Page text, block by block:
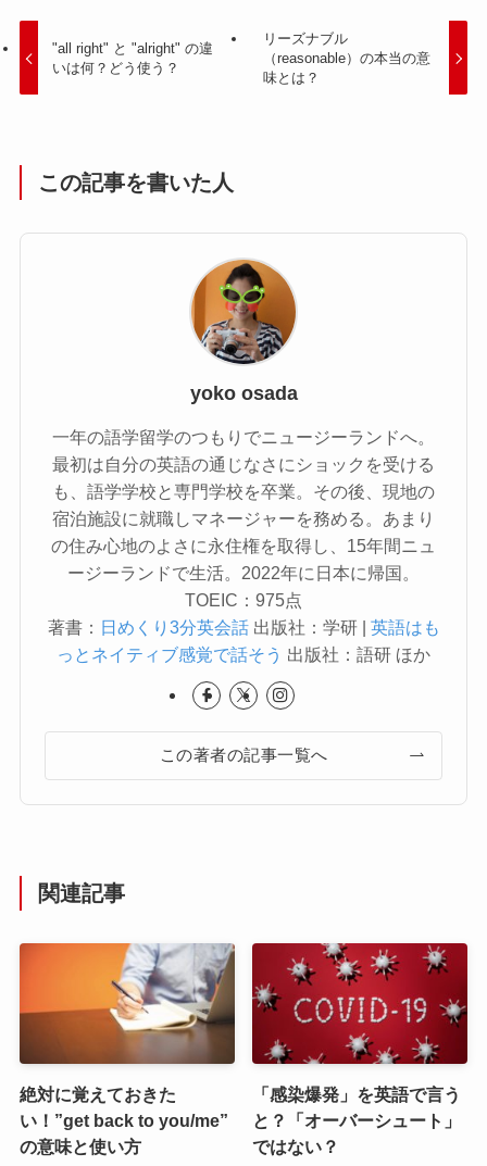
"all right" と "alright" の違
いは何？どう使う？
リーズナブル
（reasonable）の本当の意
味とは？
この記事を書いた人
yoko osada
一年の語学留学のつもりでニュージーランドへ。
最初は自分の英語の通じなさにショックを受ける
も、語学学校と専門学校を卒業。その後、現地の
宿泊施設に就職しマネージャーを務める。あまり
の住み心地のよさに永住権を取得し、15年間ニュ
ージーランドで生活。2022年に日本に帰国。
TOEIC：975点
著書： 日めくり3分英会話出版社：学研 | 英語はも
っとネイティブ感覚で話そう 出版社：語研 ほか
この著者の記事一覧へ
関連記事
絶対に覚えておきた
い！”get back to you/me”
の意味と使い方
「感染爆発」を英語で言う
と？「オーバーシュート」
ではない？